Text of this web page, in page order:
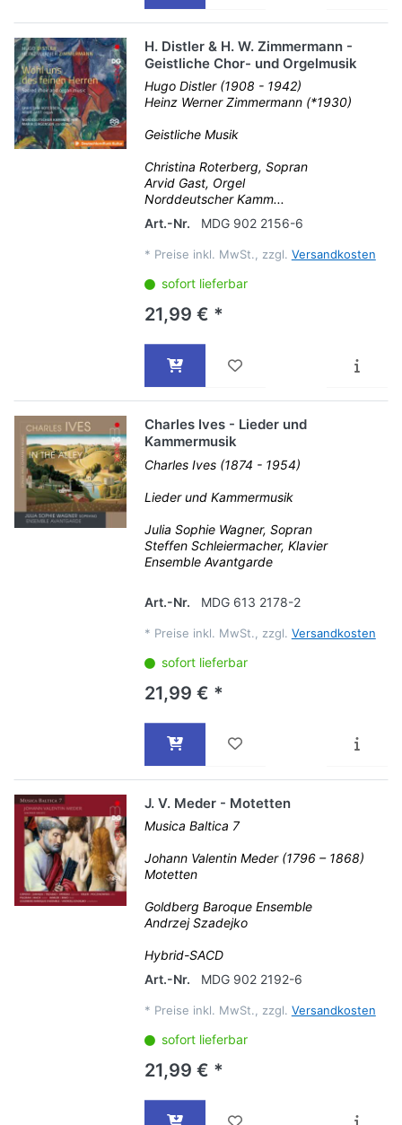
H. Distler & H. W. Zimmermann -
Geistliche Chor- und Orgelmusik
Hugo Distler (1908 - 1942)
Heinz Werner Zimmermann (*1930)
Geistliche Musik
Christina Roterberg, Sopran
Arvid Gast, Orgel
Norddeutscher Kamm...
Art.-Nr.
MDG 902 2156-6
* Preise inkl. MwSt., zzgl. Versandkosten
sofort lieferbar
21,99 € *
Charles Ives - Lieder und
Kammermusik
Charles Ives (1874 - 1954)
Lieder und Kammermusik
Julia Sophie Wagner, Sopran
Steffen Schleiermacher, Klavier
Ensemble Avantgarde
Art.-Nr. MDG 613 2178-2
* Preise inkl. MwSt., zzgl. Versandkosten
sofort lieferbar
21,99 € *
J. V. Meder - Motetten
Musica Baltica 7
Johann Valentin Meder (1796 – 1868)
Motetten
Goldberg Baroque Ensemble
Andrzej Szadejko
Hybrid-SACD
Art.-Nr.
MDG 902 2192-6
* Preise inkl. MwSt., zzgl. Versandkosten
sofort lieferbar
21,99 € *